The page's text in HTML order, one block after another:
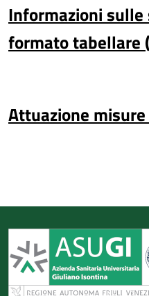
Informazioni
formato tabellare
Attuazione misure